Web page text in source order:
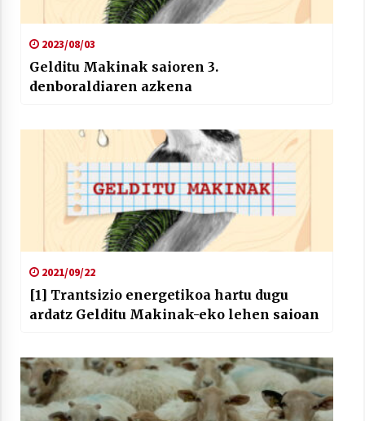
2023/08/03
Gelditu Makinak saioren 3.
denboraldiaren azkena
2021/09/22
[1] Trantsizio energetikoa hartu dugu
ardatz Gelditu Makinak-eko lehen saioan